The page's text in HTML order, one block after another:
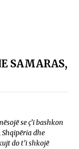
SAMARAS,
se ç’i bashkon
dhe
do t’i shkojë